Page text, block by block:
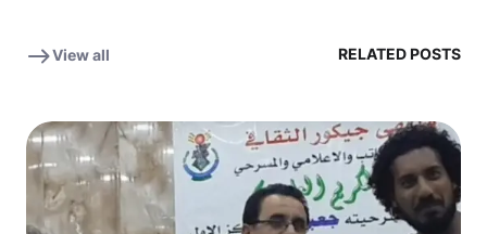
RELATED POSTS
View all